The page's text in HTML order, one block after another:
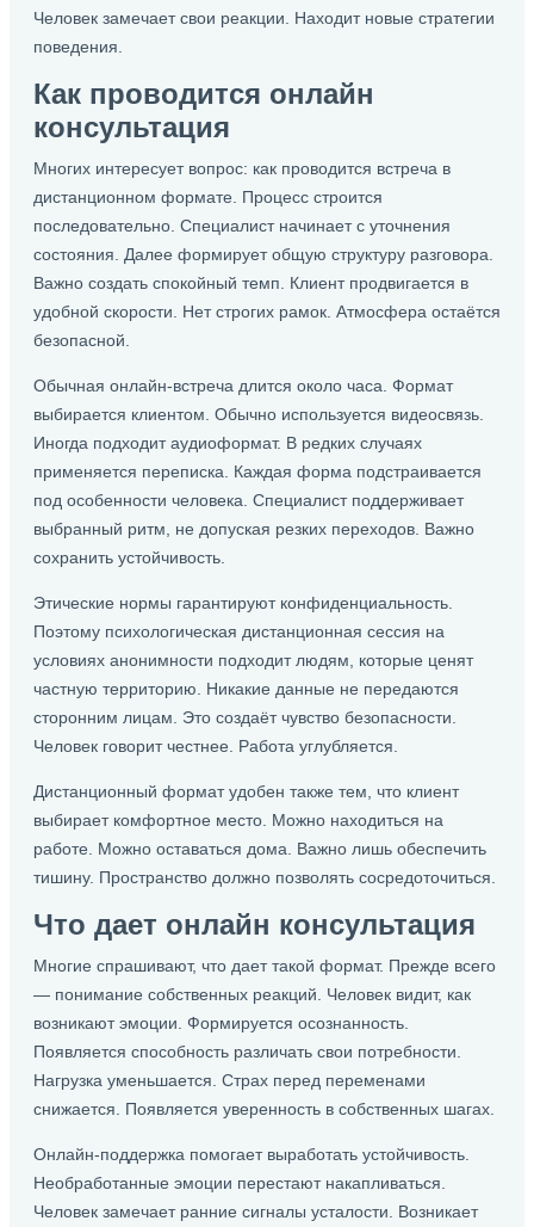
Человек замечает свои реакции. Находит новые стратегии
поведения.
Как проводится онлайн
консультация
Многих интересует вопрос: как проводится встреча в
дистанционном формате. Процесс строится
последовательно. Специалист начинает с уточнения
состояния. Далее формирует общую структуру разговора.
Важно создать спокойный темп. Клиент продвигается в
удобной скорости. Нет строгих рамок. Атмосфера остаётся
безопасной.
Обычная онлайн-встреча длится около часа. Формат
выбирается клиентом. Обычно используется видеосвязь.
Иногда подходит аудиоформат. В редких случаях
применяется переписка. Каждая форма подстраивается
под особенности человека. Специалист поддерживает
выбранный ритм, не допуская резких переходов. Важно
сохранить устойчивость.
Этические нормы гарантируют конфиденциальность.
Поэтому психологическая дистанционная сессия на
условиях анонимности подходит людям, которые ценят
частную территорию. Никакие данные не передаются
сторонним лицам. Это создаёт чувство безопасности.
Человек говорит честнее. Работа углубляется.
Дистанционный формат удобен также тем, что клиент
выбирает комфортное место. Можно находиться на
работе. Можно оставаться дома. Важно лишь обеспечить
тишину. Пространство должно позволять сосредоточиться.
Что дает онлайн консультация
Многие спрашивают, что дает такой формат. Прежде всего
— понимание собственных реакций. Человек видит, как
возникают эмоции. Формируется осознанность.
Появляется способность различать свои потребности.
Нагрузка уменьшается. Страх перед переменами
снижается. Появляется уверенность в собственных шагах.
Онлайн-поддержка помогает выработать устойчивость.
Необработанные эмоции перестают накапливаться.
Человек замечает ранние сигналы усталости. Возникает